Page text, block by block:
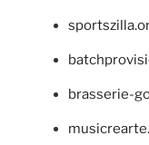
brasserie-